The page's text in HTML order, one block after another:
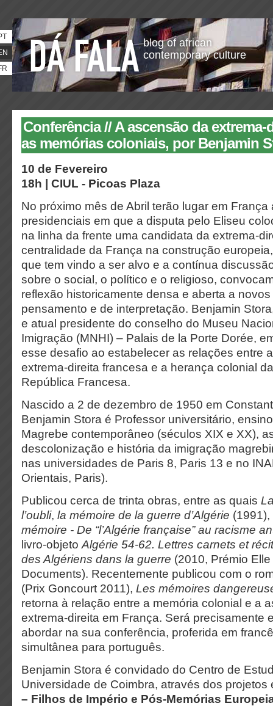
blog of african
contemporary culture
Conferência // A ascensão da extrema-
as memórias coloniais, por Benjamin
10 de Fevereiro
18h | CIUL - Picoas Plaza
No próximo mês de Abril terão lugar em França
presidenciais em que a disputa pelo Eliseu
na linha da frente uma candidata da extrema-
centralidade da França na construção
que tem vindo a ser alvo e a contínua
sobre o social, o político e o religioso,
reflexão historicamente densa e aberta a
pensamento e de interpretação. Benjamin
e atual presidente do conselho do Museu
Imigração (MNHI) – Palais de la Porte Dorée,
esse desafio ao estabelecer as relações entre
extrema-direita francesa e a herança colonial da
República Francesa.
Nascido a 2 de dezembro de 1950 em
Benjamin Stora é Professor universitário,
Magrebe contemporâneo (séculos XIX e XX),
descolonização e história da imigração
nas universidades de Paris 8, Paris 13 e no
Orientais, Paris).
Publicou cerca de trinta obras, entre as quais
l’oubli, la mémoire de la guerre d’Algérie (1991),
mémoire - De “l’Algérie française” au racisme
livro-objeto Algérie 54-62. Lettres carnets et
des Algériens dans la guerre (2010, Prémio Elle
Documents). Recentemente publicou com o
(Prix Goncourt 2011), Les mémoires
retorna à relação entre a memória colonial e a
extrema-direita em França. Será precisamente
abordar na sua conferência, proferida em
simultânea para português.
Benjamin Stora é convidado do Centro de
Universidade de Coimbra, através dos
– Filhos de Império e Pós-Memórias